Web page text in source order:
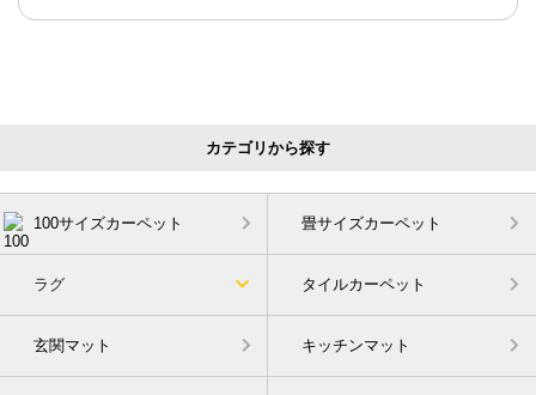
カテゴリから探す
100サイズカーペット 畳サイズカーペット
ラグ タイルカーペット
玄関マット キッチンマット